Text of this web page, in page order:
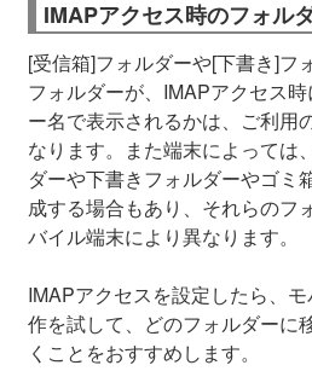
IMAPアクセス時のフォル
[受信箱]フォルダーや[下書き]フ
フォルダーが、IMAPアクセス
ー名で表示されるかは、ご利用
なります。また端末によっては
ダーや下書きフォルダーやゴミ
成する場合もあり、それらのフ
バイル端末により異なります。
IMAPアクセスを設定したら、
作を試して、どのフォルダーに
くことをおすすめします。